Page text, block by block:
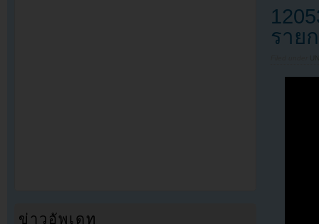
ราย
ข่าวอัพเดท